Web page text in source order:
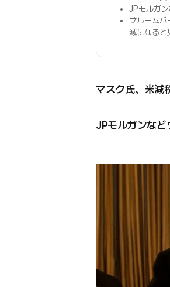
JPモルガ
ブルームバ
減になると
マスク氏、米減
JPモルガンなど